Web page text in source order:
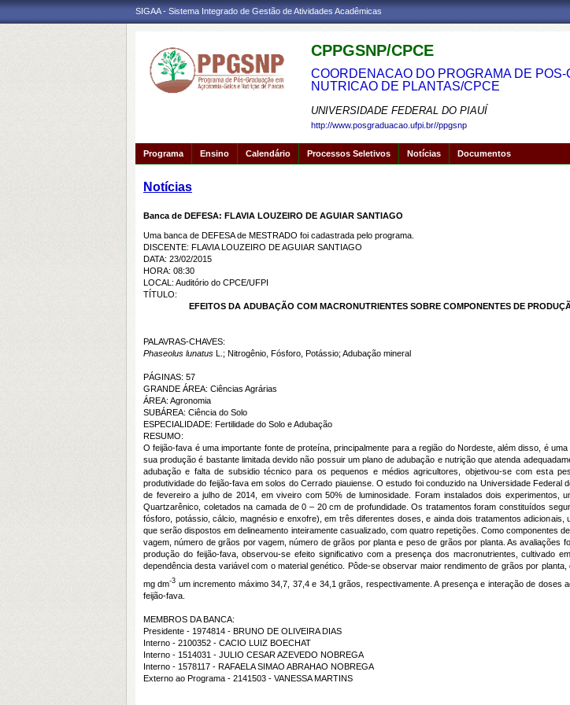
SIGAA - Sistema Integrado de Gestão de Atividades Acadêmicas
CPPGSNP/CPCE
COORDENACAO DO PROGRAMA DE POS-
NUTRICAO DE PLANTAS/CPCE
UNIVERSIDADE FEDERAL DO PIAUÍ
http://www.posgraduacao.ufpi.br//ppgsnp
Programa Ensino Calendário Processos Seletivos Notícias Documentos
Notícias
Banca de DEFESA: FLAVIA LOUZEIRO DE AGUIAR SANTIAGO
Uma banca de DEFESA de MESTRADO foi cadastrada pelo programa.
DISCENTE: FLAVIA LOUZEIRO DE AGUIAR SANTIAGO
DATA: 23/02/2015
HORA: 08:30
LOCAL: Auditório do CPCE/UFPI
TÍTULO:
EFEITOS DA ADUBAÇÃO COM MACRONUTRIENTES SOBRE COMPONENTES DE
PALAVRAS-CHAVES:
Phaseolus lunatus L.; Nitrogênio, Fósforo, Potássio; Adubação mineral
PÁGINAS: 57
GRANDE ÁREA: Ciências Agrárias
ÁREA: Agronomia
SUBÁREA: Ciência do Solo
ESPECIALIDADE: Fertilidade do Solo e Adubação
RESUMO:
O feijão-fava é uma importante fonte de proteína, principalmente para a região do Nordeste, além disso, é
sua produção é bastante limitada devido não possuir um plano de adubação e nutrição que atenda
adubação e falta de subsidio técnico para os pequenos e médios agricultores, objetivou-se com esta
produtividade do feijão-fava em solos do Cerrado piauiense. O estudo foi conduzido na Universidade
de fevereiro a julho de 2014, em viveiro com 50% de luminosidade. Foram instalados dois
Quartzarênico, coletados na camada de 0 – 20 cm de profundidade. Os tratamentos foram constituídos
fósforo, potássio, cálcio, magnésio e enxofre), em três diferentes doses, e ainda dois tratamentos
que serão dispostos em delineamento inteiramente casualizado, com quatro repetições. Como componentes
vagem, número de grãos por vagem, número de grãos por planta e peso de grãos por planta. As
produção do feijão-fava, observou-se efeito significativo com a presença dos macronutrientes, cultivado
dependência desta variável com o material genético. Pôde-se observar maior rendimento de grãos por
mg dm-3 um incremento máximo 34,7, 37,4 e 34,1 grãos, respectivamente. A presença e interação de
feijão-fava.
MEMBROS DA BANCA:
Presidente - 1974814 - BRUNO DE OLIVEIRA DIAS
Interno - 2100352 - CACIO LUIZ BOECHAT
Interno - 1514031 - JULIO CESAR AZEVEDO NOBREGA
Interno - 1578117 - RAFAELA SIMAO ABRAHAO NOBREGA
Externo ao Programa - 2141503 - VANESSA MARTINS